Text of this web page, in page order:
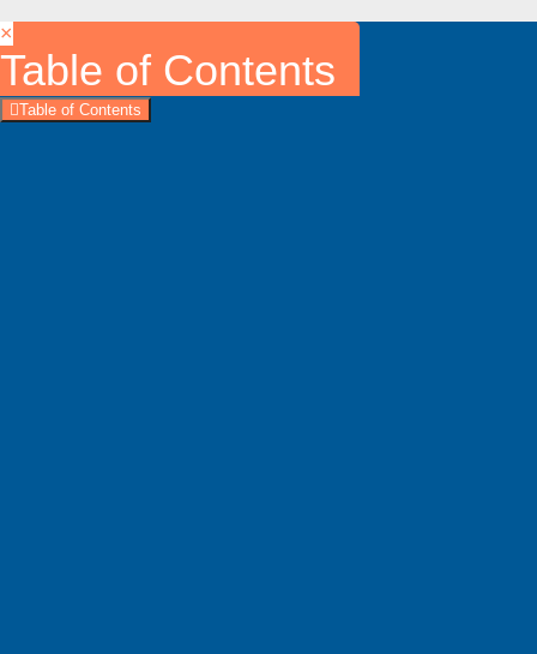
×
Table of Contents
Table of Contents